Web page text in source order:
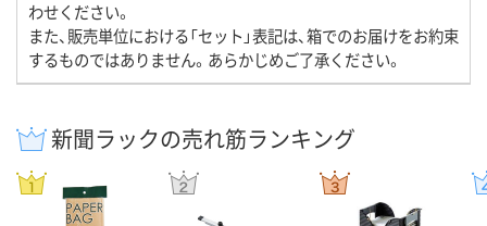
わせください。
また、販売単位における「セット」表記は、箱でのお届けをお約束
するものではありません。あらかじめご了承ください。
新聞ラックの売れ筋ランキング